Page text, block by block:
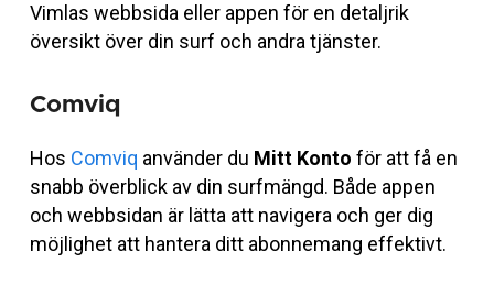
Vimlas webbsida eller appen för en detaljrik
översikt över din surf och andra tjänster.
Comviq
Hos Comviq använder du Mitt Konto för att få en
snabb överblick av din surfmängd. Både appen
och webbsidan är lätta att navigera och ger dig
möjlighet att hantera ditt abonnemang effektivt.